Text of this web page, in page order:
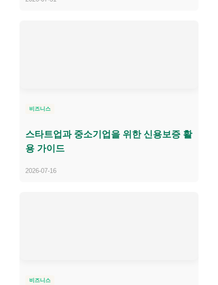
비즈니스
스타트업과 중소기업을 위한 신용보증 활
용 가이드
2026-07-16
비즈니스